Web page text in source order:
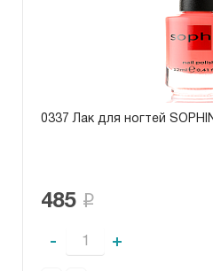
0337 Лак для ногтей
485
- +